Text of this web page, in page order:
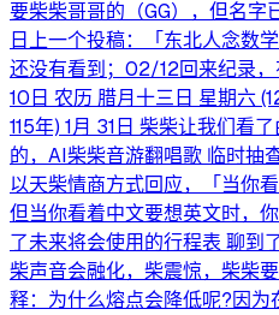
要柴柴哥哥的（GG），但名字
日上一个投稿：「东北人念数
还没有看到；02/12回来纪录
10日 农历 腊月十三日 星期六
115年) 1月 31日 柴柴让我们看
的，AI柴柴音游翻唱歌 临时抽
以天柴情商方式回应，「当你
但当你看着中文要想英文时，
了未来将会使用的行程表 聊到
柴声音会融化，柴震惊，柴柴
释：为什么熔点会降低呢?因